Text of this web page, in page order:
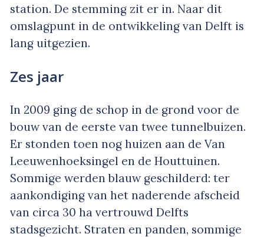
station. De stemming zit er in. Naar dit
omslagpunt in de ontwikkeling van Delft is
lang uitgezien.
Zes jaar
In 2009 ging de schop in de grond voor de
bouw van de eerste van twee tunnelbuizen.
Er stonden toen nog huizen aan de Van
Leeuwenhoeksingel en de Houttuinen.
Sommige werden blauw geschilderd: ter
aankondiging van het naderende afscheid
van circa 30 ha vertrouwd Delfts
stadsgezicht. Straten en panden, sommige